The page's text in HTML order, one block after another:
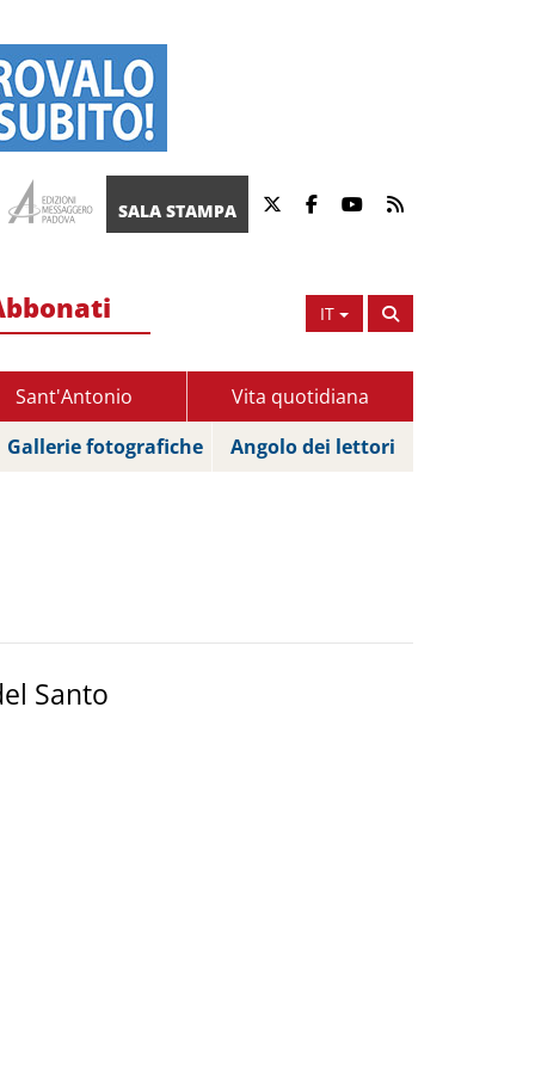
SALA STAMPA
IT
Sant'Antonio
Vita quotidiana
Gallerie fotografiche Angolo dei lettori
Santo